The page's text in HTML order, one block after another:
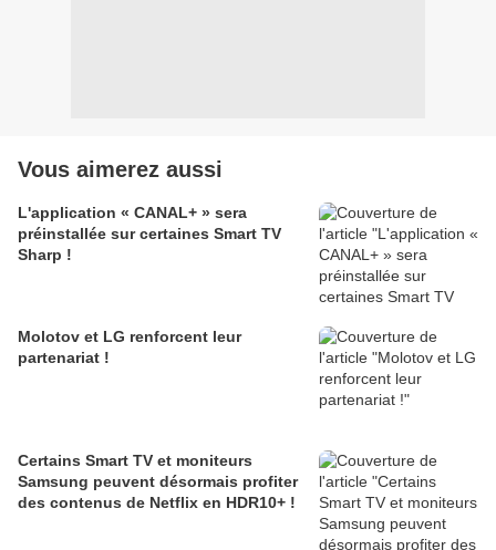
Vous aimerez aussi
L'application « CANAL+ » sera
préinstallée sur certaines Smart TV
Sharp !
Molotov et LG renforcent leur
partenariat !
Certains Smart TV et moniteurs
Samsung peuvent désormais profiter
des contenus de Netflix en HDR10+ !